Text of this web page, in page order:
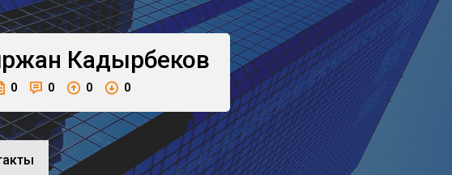
Кадырбеков
0 0 0 0